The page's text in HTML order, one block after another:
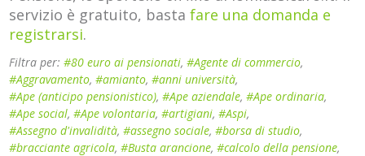
servizio è gratuito, bastafare una domanda e
registrarsi.
Filtra per:#80 euro ai pensionati,#Agente di commercio,
#Aggravamento,#amianto,#anni università,
#Ape (anticipo pensionistico),#Ape aziendale,#Ape ordinaria,
#Ape social,#Ape volontaria,#artigiani,#Aspi,
#Assegno d'invalidità,#assegno sociale,#borsa di studio,
#bracciante agricola,#Busta arancione,#calcolo della pensione,